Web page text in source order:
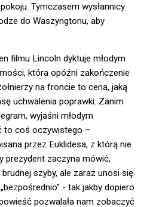
Tymczasem wysłannicy
do Waszyngtonu, aby
filmu Lincoln dyktuje młodym
która opóźni zakończenie
na froncie to cena, jaką
uchwalenia poprawki. Zanim
wyjaśni młodym
to coś oczywistego –
przez Euklidesa, z którą nie
prezydent zaczyna mówić,
szyby, ale zaraz unosi się
- tak jakby dopiero
pozwalała nam zobaczyć